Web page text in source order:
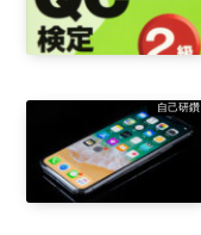
自己研鑽